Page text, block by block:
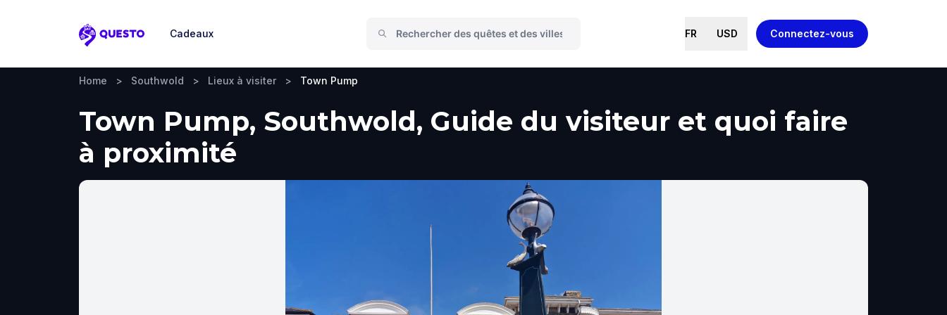
Questo
Cadeaux FR USD Connectez-vous
Home > Southwold > Lieux à visiter > Town Pump
Town Pump, Southwold, Guide du visiteur et quoi faire
à proximité